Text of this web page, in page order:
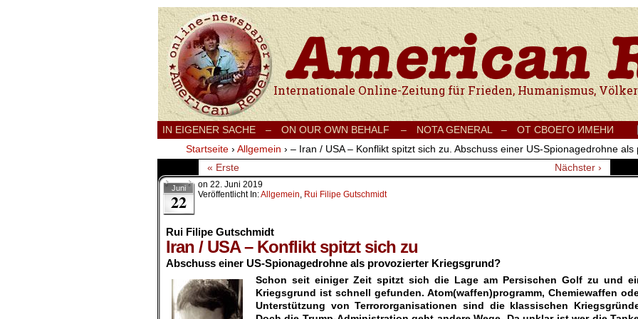
Internationale Onlinezeitung für Frieden, Humanismus, Völkerverständigung und
IN EIGENER SACHE – ON OUR OWN BEHALF – NOTA GENERAL – ОТ СВОЕГО ИМЕНИ
Startseite › Allgemein › – Iran / USA – Konflikt spitzt sich zu. Abschuss einer US-Spionagedrohne
« Erste
Nächster ›
Juni
22
on 22. Juni 2019
Veröffentlicht In:Allgemein, Rui Filipe Gutschmidt
Rui Filipe Gutschmidt
Iran / USA – Konflikt spitzt sich zu
Abschuss einer US-Spionagedrohne als provozierter Kriegsgrund?
Schon seit einiger Zeit spitzt sich die Lage am Persischen Golf zu und
Kriegsgrund ist schnell gefunden. Atom(waffen)programm, Chemiewaffen
Unterstützung von Terrororganisationen sind die klassischen